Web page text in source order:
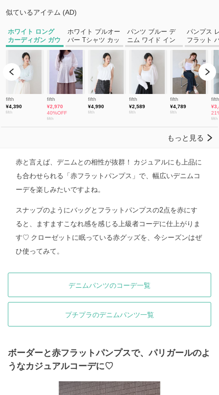
赤と言えば、デニムとの相性が抜群！ カジュアルにも上品に
も合わせられる「赤フラットパンプス」で、幅広いデニムコ
ーデを楽しみたいですよね。
スナップのようにバッグとフラットパンプスの2点を赤にす
ると、ますますこなれ感を感じる上級者コーデに仕上がりま
す♡ クローゼットに眠っている赤グッズを、今シーズンはぜ
ひ使ってみて。
デニムパンツのコーデ一覧
プチプラのデニムパンツ一覧
ボーダーと赤フラットパンプスで、パリガールのよ
うなカジュアルコーデに♡